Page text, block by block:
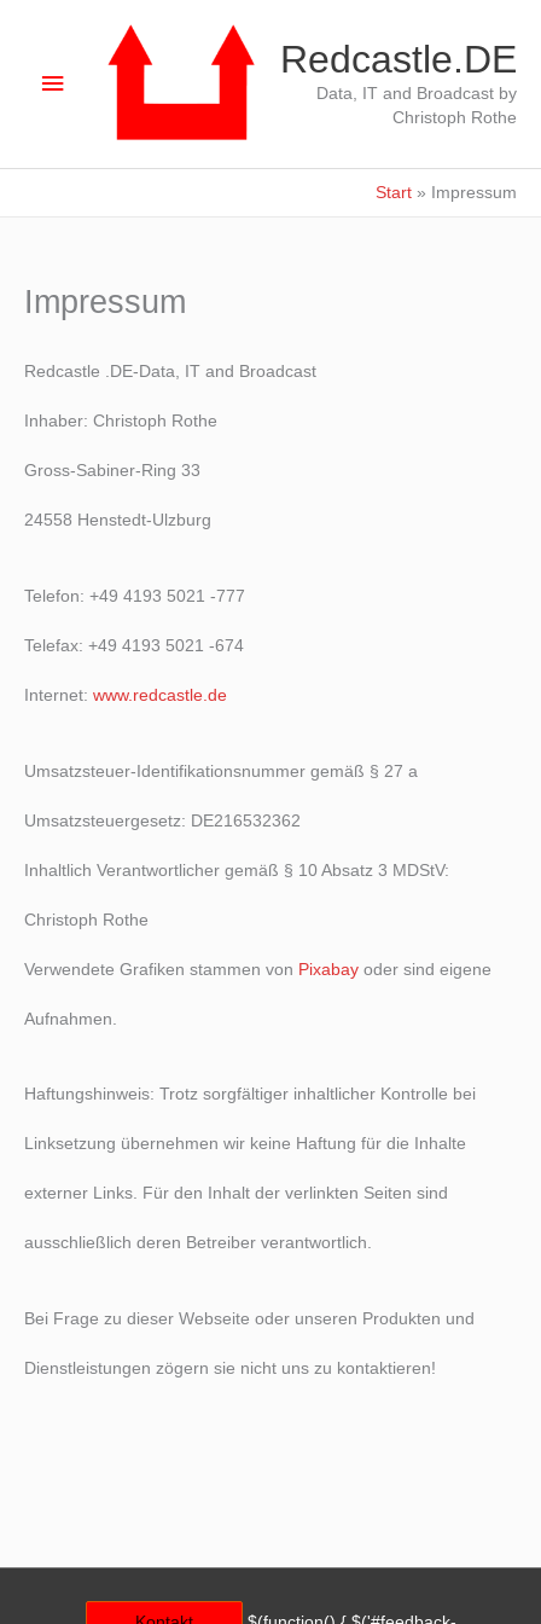
Redcastle.DE
Data, IT and Broadcast by
Christoph Rothe
Hauptmenü
Start Impressum
Impressum
Redcastle .DE-Data, IT and Broadcast
Inhaber: Christoph Rothe
Gross-Sabiner-Ring 33
24558 Henstedt-Ulzburg
Telefon: +49 4193 5021 -777
Telefax: +49 4193 5021 -674
Internet: www.redcastle.de
Umsatzsteuer-Identifikationsnummer gemäß § 27 a
Umsatzsteuergesetz: DE216532362
Inhaltlich Verantwortlicher gemäß § 10 Absatz 3 MDStV:
Christoph Rothe
Verwendete Grafiken stammen von Pixabay oder sind eigene
Aufnahmen.
Haftungshinweis: Trotz sorgfältiger inhaltlicher Kontrolle bei
Linksetzung übernehmen wir keine Haftung für die Inhalte
externer Links. Für den Inhalt der verlinkten Seiten sind
ausschließlich deren Betreiber verantwortlich.
Bei Frage zu dieser Webseite oder unseren Produkten und
Dienstleistungen zögern sie nicht uns zu kontaktieren!